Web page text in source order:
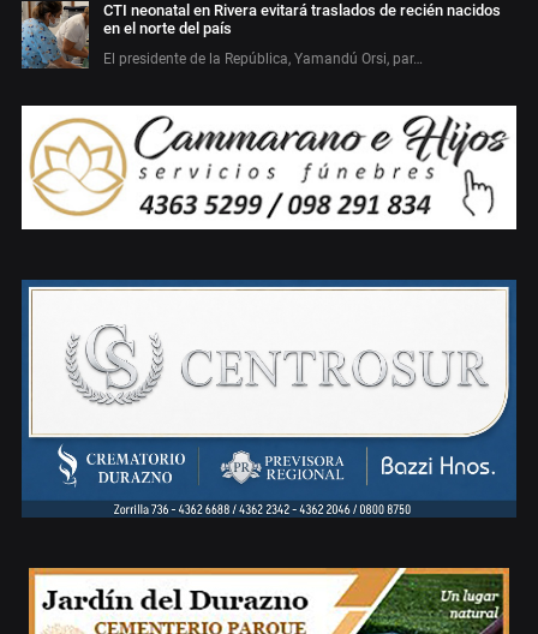
CTI neonatal en Rivera evitará traslados de recién nacidos
en el norte del país
El presidente de la República, Yamandú Orsi, par…